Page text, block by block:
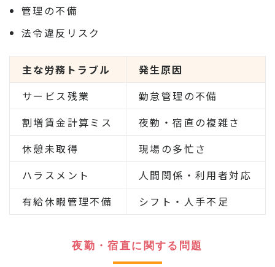
管理の不備
法令違反リスク
主な労務トラブル
発生原因
サービス残業
勤怠管理の不備
割増賃金計算ミス
夜勤・宿直の複雑さ
休憩未取得
現場の多忙さ
ハラスメント
人間関係・利用者対応
有給休暇管理不備
シフト・人手不足
夜勤・宿直に関する問題